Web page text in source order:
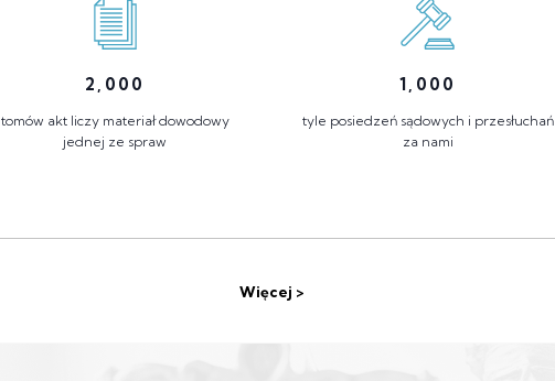
2,000
tomów akt liczy materiał dowodowy
jednej ze spraw
1,000
tyle posiedzeń sądowych i przesłuchań
za nami
Więcej